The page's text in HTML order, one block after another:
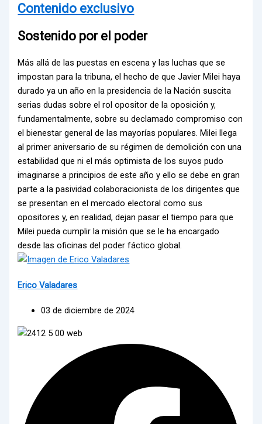
Contenido exclusivo
Sostenido por el poder
Más allá de las puestas en escena y las luchas que se
impostan para la tribuna, el hecho de que Javier Milei haya
durado ya un año en la presidencia de la Nación suscita
serias dudas sobre el rol opositor de la oposición y,
fundamentalmente, sobre su declamado compromiso con
el bienestar general de las mayorías populares. Milei llega
al primer aniversario de su régimen de demolición con una
estabilidad que ni el más optimista de los suyos pudo
imaginarse a principios de este año y ello se debe en gran
parte a la pasividad colaboracionista de los dirigentes que
se presentan en el mercado electoral como sus
opositores y, en realidad, dejan pasar el tiempo para que
Milei pueda cumplir la misión que se le ha encargado
desde las oficinas del poder fáctico global.
Erico Valadares
03 de diciembre de 2024